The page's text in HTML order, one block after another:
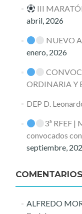
III
abril, 2026
NUEVO
enero, 2026
ORDINARIA Y
DEP D.
3ª RFEF |
convocados
septiembre,
ALFREDO